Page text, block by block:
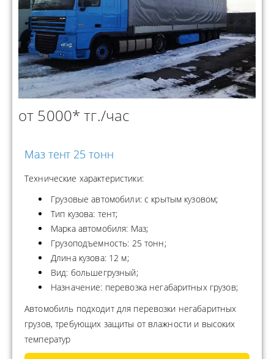
от 5000* тг./час
Маз тент 25 тонн
Технические характеристики:
Грузовые автомобили: с крытым кузовом;
Тип кузова: тент;
Марка автомобиля: Маз;
Грузоподъемность: 25 тонн;
Длина кузова: 12 м;
Вид: большегрузный;
Назначение: перевозка негабаритных грузов;
Автомобиль подходит для перевозки негабаритных
грузов, требующих защиты от влажности и высоких
температур